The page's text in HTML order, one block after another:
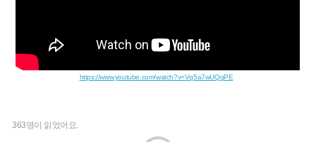
https://www.youtube.com/watch?v=Vq5a7wUQqPE
363명이 읽었어요.